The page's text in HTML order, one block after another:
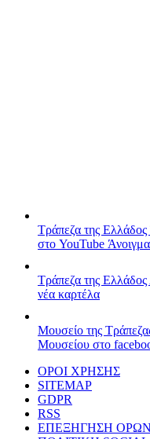
Τράπεζα της Ελλάδος
στο YouTube
Τράπεζα της Ελλάδος
νέα καρτέλα
Μουσείο της
Μουσείου στο
ΟΡΟΙ ΧΡΗΣΗΣ
SITEMAP
GDPR
RSS
ΕΠΕΞΗΓΗΣΗ ΟΡΩΝ